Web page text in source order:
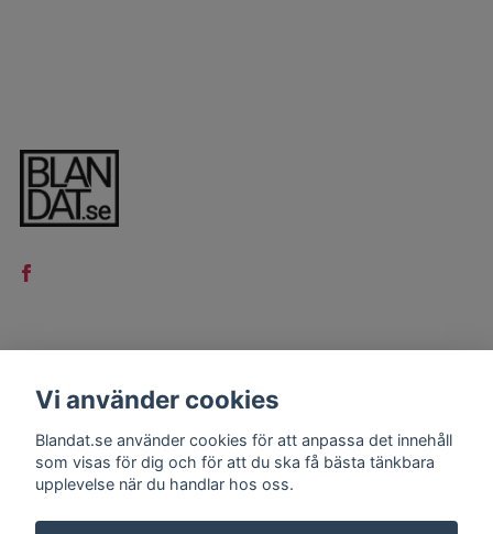
Kontakt
Köpvillkor
Vi använder cookies
Blandat.se använder cookies för att anpassa det innehåll
som visas för dig och för att du ska få bästa tänkbara
upplevelse när du handlar hos oss.